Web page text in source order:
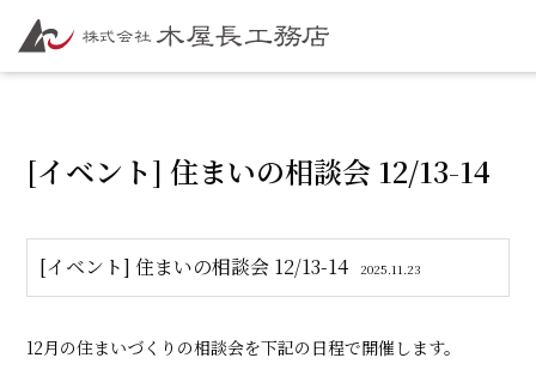
[イベント] 住まいの相談会 12/13-14
[イベント] 住まいの相談会 12/13-14 2025.11.23
12月の住まいづくりの相談会を下記の日程で開催します。